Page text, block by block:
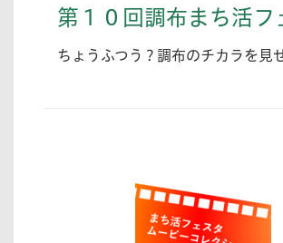
第１０回調布まち活フ
ちょうふつう？調布のチカラを見